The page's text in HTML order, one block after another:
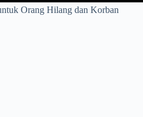
Orang Hilang dan Korban